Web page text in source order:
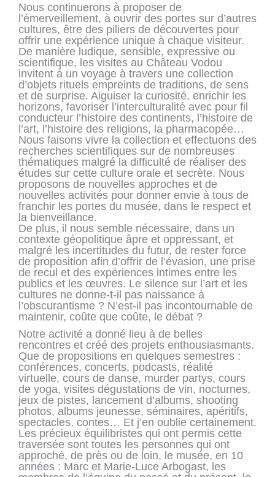
Nous continuerons à proposer de
l’émerveillement, à ouvrir des portes sur d’autres
cultures, être des piliers de découvertes pour
offrir une expérience unique à chaque visiteur.
De manière ludique, sensible, expressive ou
scientifique, les visites au Château Vodou
invitent à un voyage à travers une collection
d’objets rituels empreints de traditions, de sens
et de surprise. Aiguiser la curiosité, enrichir les
horizons, favoriser l’interculturalité avec pour fil
conducteur l’histoire des continents, l’histoire de
l’art, l’histoire des religions, la pharmacopée…
Nous faisons vivre la collection et effectuons des
recherches scientifiques sur de nombreuses
thématiques malgré la difficulté de réaliser des
études sur cette culture orale et secrète. Nous
proposons de nouvelles approches et de
nouvelles activités pour donner envie à tous de
franchir les portes du musée, dans le respect et
la bienveillance.
De plus, il nous semble nécessaire, dans un
contexte géopolitique âpre et oppressant, et
malgré les incertitudes du futur, de rester force
de proposition afin d’offrir de l’évasion, une prise
de recul et des expériences intimes entre les
publics et les œuvres. Le silence sur l’art et les
cultures ne donne-t-il pas naissance à
l’obscurantisme ? N’est-il pas incontournable de
maintenir, coûte que coûte, le débat ?
Notre activité a donné lieu à de belles
rencontres et créé des projets enthousiasmants.
Que de propositions en quelques semestres :
conférences, concerts, podcasts, réalité
virtuelle, cours de danse, murder partys, cours
de yoga, visites dégustations de vin, nocturnes,
jeux de pistes, lancement d’albums, shooting
photos, albums jeunesse, séminaires, apéritifs,
spectacles, contes… Et j’en oublie certainement.
Les précieux équilibristes qui ont permis cette
traversée sont toutes les personnes qui ont
approché, de près ou de loin, le musée, en 10
années : Marc et Marie-Luce Arbogast, les